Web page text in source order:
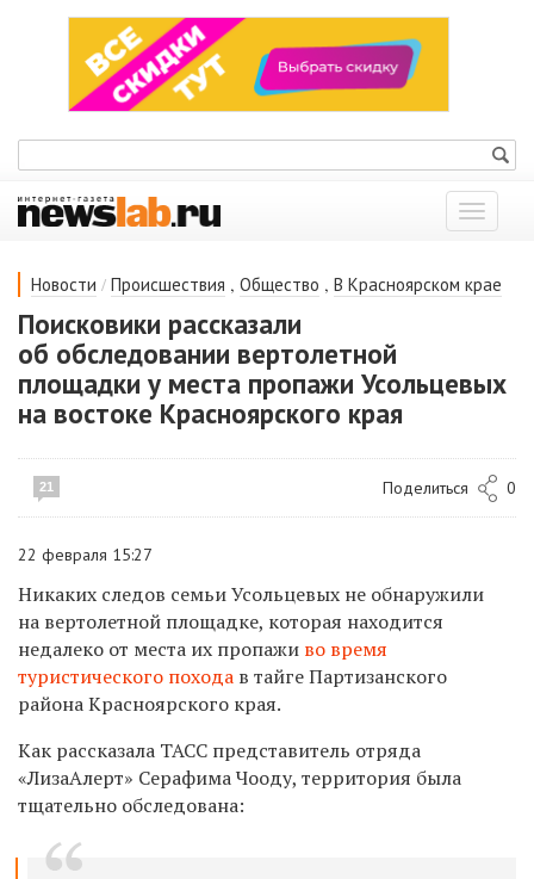
Показать
меню
Новости / Происшествия , Общество , В Красноярском крае
Поисковики рассказали
об обследовании вертолетной
площадки у места пропажи Усольцевых
на востоке Красноярского края
21 Поделиться 0
22 февраля 15:27
Никаких следов семьи Усольцевых не обнаружили
на вертолетной площадке, которая находится
недалеко от места их пропажи во время
туристического похода в тайге Партизанского
района Красноярского края.
Как рассказала ТАСС представитель отряда
«ЛизаАлерт» Серафима Чооду, территория была
тщательно обследована: